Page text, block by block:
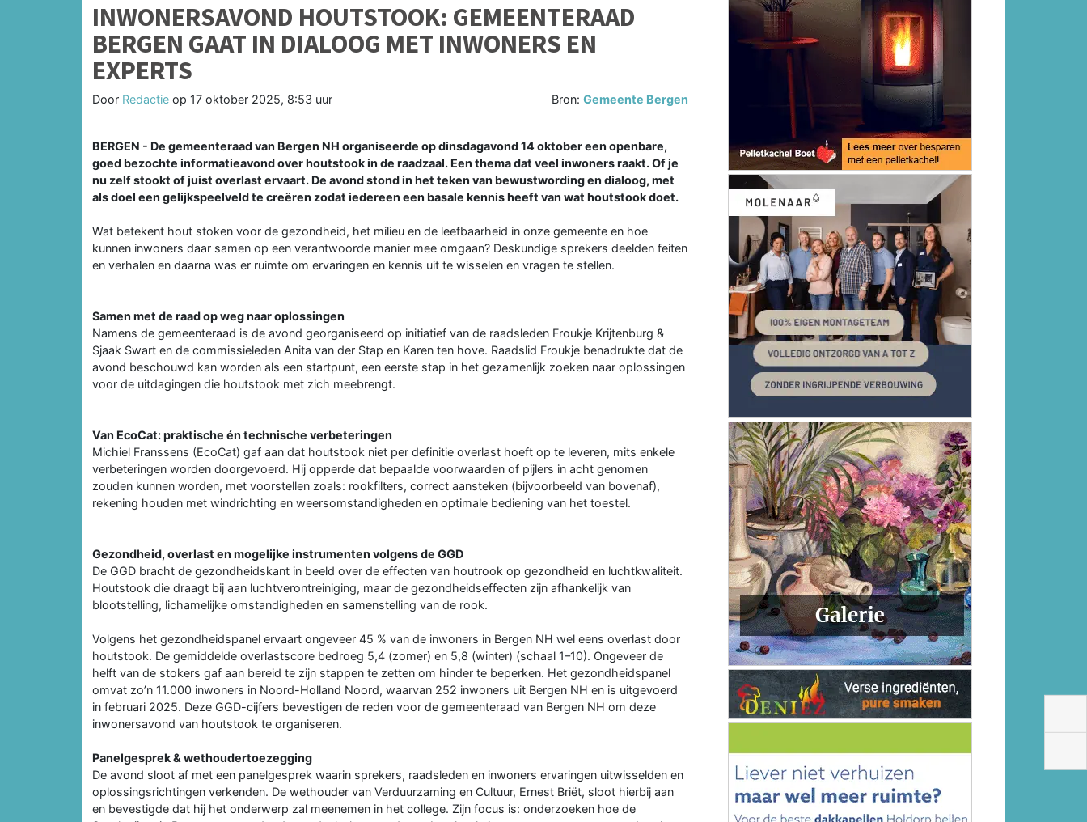
INWONERSAVOND HOUTSTOOK: GEMEENTERAAD
BERGEN GAAT IN DIALOOG MET INWONERS EN
EXPERTS
Door Redactie op 17 oktober 2025, 8:53 uur Bron:Gemeente Bergen
BERGEN - De gemeenteraad van Bergen NH organiseerde op dinsdagavond 14 oktober een openbare,
goed bezochte informatieavond over houtstook in de raadzaal. Een thema dat veel inwoners raakt. Of je
nu zelf stookt of juist overlast ervaart. De avond stond in het teken van bewustwording en dialoog, met
als doel een gelijkspeelveld te creëren zodat iedereen een basale kennis heeft van wat houtstook doet.
Wat betekent hout stoken voor de gezondheid, het milieu en de leefbaarheid in onze gemeente en hoe
kunnen inwoners daar samen op een verantwoorde manier mee omgaan? Deskundige sprekers deelden feiten
en verhalen en daarna was er ruimte om ervaringen en kennis uit te wisselen en vragen te stellen.
Samen met de raad op weg naar oplossingen
Namens de gemeenteraad is de avond georganiseerd op initiatief van de raadsleden Froukje Krijtenburg &
Sjaak Swart en de commissieleden Anita van der Stap en Karen ten hove. Raadslid Froukje benadrukte dat de
avond beschouwd kan worden als een startpunt, een eerste stap in het gezamenlijk zoeken naar oplossingen
voor de uitdagingen die houtstook met zich meebrengt.
Van EcoCat: praktische én technische verbeteringen
Michiel Franssens (EcoCat) gaf aan dat houtstook niet per definitie overlast hoeft op te leveren, mits enkele
verbeteringen worden doorgevoerd. Hij opperde dat bepaalde voorwaarden of pijlers in acht genomen
zouden kunnen worden, met voorstellen zoals: rookfilters, correct aansteken (bijvoorbeeld van bovenaf),
rekening houden met windrichting en weersomstandigheden en optimale bediening van het toestel.
Gezondheid, overlast en mogelijke instrumenten volgens de GGD
De GGD bracht de gezondheidskant in beeld over de effecten van houtrook op gezondheid en luchtkwaliteit.
Houtstook die draagt bij aan luchtverontreiniging, maar de gezondheidseffecten zijn afhankelijk van
blootstelling, lichamelijke omstandigheden en samenstelling van de rook.
Volgens het gezondheidspanel ervaart ongeveer 45 % van de inwoners in Bergen NH wel eens overlast door
houtstook. De gemiddelde overlastscore bedroeg 5,4 (zomer) en 5,8 (winter) (schaal 1–10). Ongeveer de
helft van de stokers gaf aan bereid te zijn stappen te zetten om hinder te beperken. Het gezondheidspanel
omvat zo’n 11.000 inwoners in Noord-Holland Noord, waarvan 252 inwoners uit Bergen NH en is uitgevoerd
in februari 2025. Deze GGD-cijfers bevestigen de reden voor de gemeenteraad van Bergen NH om deze
inwonersavond van houtstook te organiseren.
Panelgesprek & wethoudertoezegging
De avond sloot af met een panelgesprek waarin sprekers, raadsleden en inwoners ervaringen uitwisselden en
oplossingsrichtingen verkenden. De wethouder van Verduurzaming en Cultuur, Ernest Briët, sloot hierbij aan
en bevestigde dat hij het onderwerp zal meenemen in het college. Zijn focus is: onderzoeken hoe de